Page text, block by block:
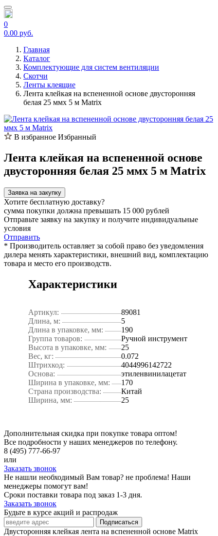
0
0.00 руб.
Главная
Каталог
Комплектующие для систем вентиляции
Скотчи
Ленты клеящие
Лента клейкая на вспененной основе двусторонняя
белая 25 ммх 5 м Matrix
В избранное Избранный
Лента клейкая на вспененной основе
двусторонняя белая 25 ммх 5 м Matrix
Заявка на закупку
Хотите бесплатную доставку?
сумма покупки должна превышать 15 000 рублей
Отправьте заявку на закупку и получите индивидуальные
условия
Отправить
* Производитель оставляет за собой право без уведомления
дилера менять характеристики, внешний вид, комплектацию
товара и место его производств.
Характеристики
Артикул:
89081
Длина, м:
5
Длина в упаковке, мм:
190
Группа товаров:
Ручной инструмент
Высота в упаковке, мм:
25
Вес, кг:
0.072
Штрихкод:
4044996142722
Основа:
этиленвинилацетат
Ширина в упаковке, мм:
170
Страна производства:
Китай
Ширина, мм:
25
Дополнительная скидка при покупке товара оптом!
Все подробности у наших менеджеров по телефону.
8 (495) 777-66-97
или
Заказать звонок
Не нашли необходимый Вам товар? не проблема! Наши
менеджеры помогут вам!
Сроки поставки товара под заказ 1-3 дня.
Заказать звонок
Будьте в курсе акций и распродаж
Подписаться
Двусторонняя клейкая лента на вспененной основе Matrix